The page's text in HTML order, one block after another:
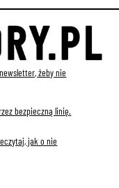
żeby nie
bezpieczną linię.
jak o nie